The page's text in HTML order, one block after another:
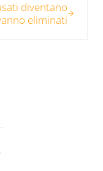
diventano
eliminati